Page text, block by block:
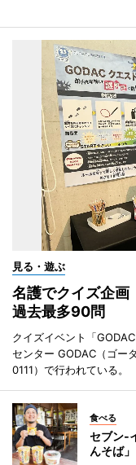
見る・遊ぶ
名護でクイズ企
過去最多90問
クイズイベント「
センター GODAC（ゴー
0111）で行われている。
食べる
セブン‐
んそば